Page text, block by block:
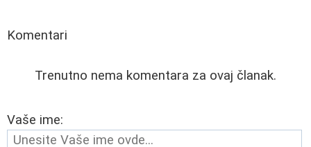
Komentari
Trenutno nema komentara za ovaj članak.
Vaše ime: